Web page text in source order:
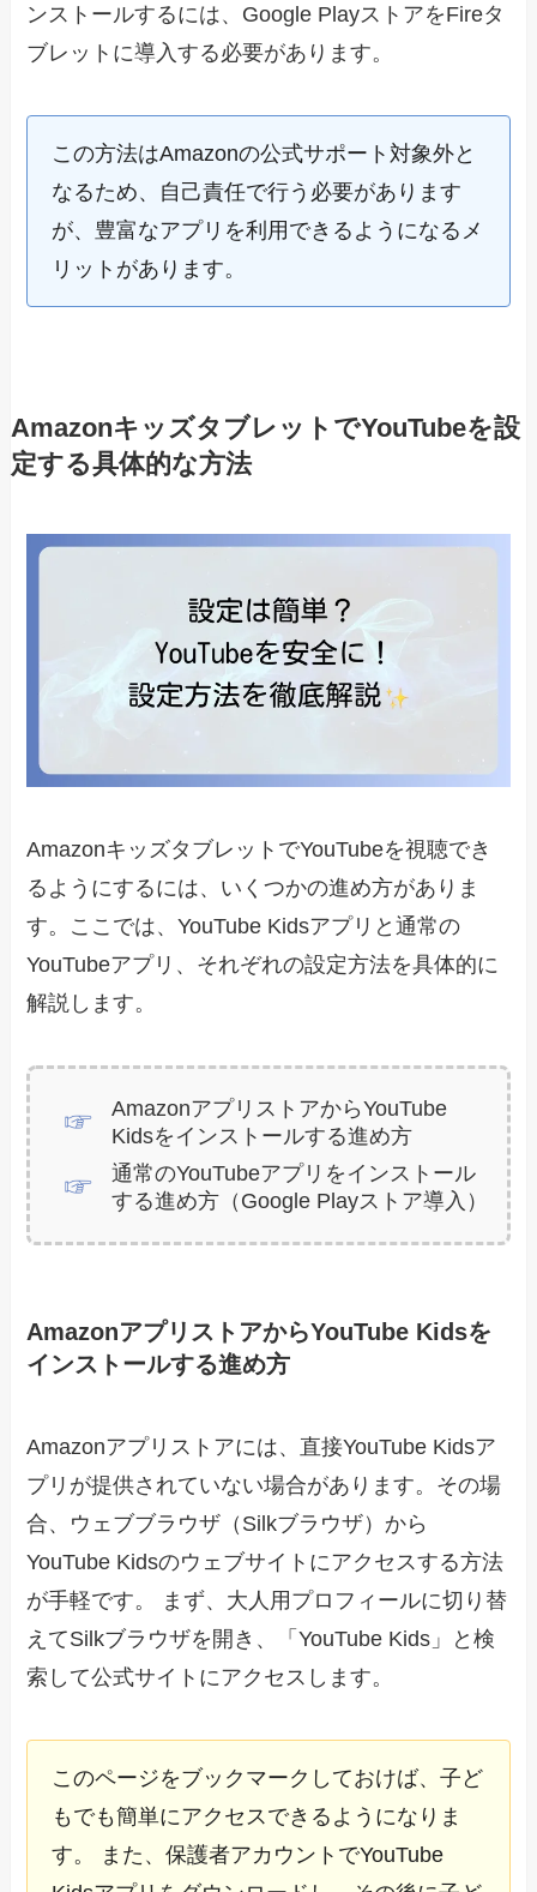
ンストールするには、Google PlayストアをFireタ
ブレットに導入する必要があります。
この方法はAmazonの公式サポート対象外と
なるため、自己責任で行う必要があります
が、豊富なアプリを利用できるようになるメ
リットがあります。
AmazonキッズタブレットでYouTubeを設
定する具体的な方法
AmazonキッズタブレットでYouTubeを視聴でき
るようにするには、いくつかの進め方がありま
す。ここでは、YouTube Kidsアプリと通常の
YouTubeアプリ、それぞれの設定方法を具体的に
解説します。
AmazonアプリストアからYouTube
Kidsをインストールする進め方
通常のYouTubeアプリをインストール
する進め方（Google Playストア導入）
AmazonアプリストアからYouTube Kidsを
インストールする進め方
Amazonアプリストアには、直接YouTube Kidsア
プリが提供されていない場合があります。その場
合、ウェブブラウザ（Silkブラウザ）から
YouTube Kidsのウェブサイトにアクセスする方法
が手軽です。 まず、大人用プロフィールに切り替
えてSilkブラウザを開き、「YouTube Kids」と検
索して公式サイトにアクセスします。
このページをブックマークしておけば、子ど
もでも簡単にアクセスできるようになりま
す。 また、保護者アカウントでYouTube